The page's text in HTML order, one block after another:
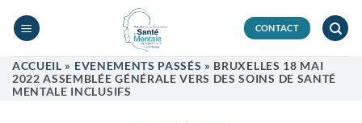
CONTACT
ACCUEIL » EVENEMENTS PASSÉS » BRUXELLES 18 MAI
2022 ASSEMBLÉE GÉNÉRALE VERS DES SOINS DE SANTÉ
MENTALE INCLUSIFS